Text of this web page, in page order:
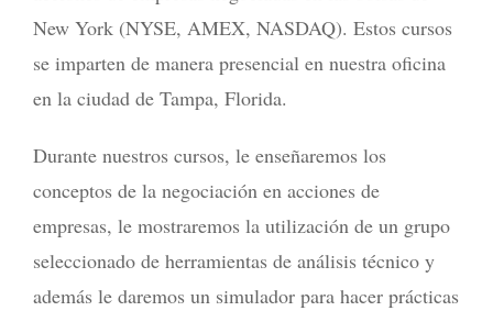
New York (NYSE, AMEX, NASDAQ). Estos cursos
se imparten de manera presencial en nuestra oficina
en la ciudad de Tampa, Florida.
Durante nuestros cursos, le enseñaremos los
conceptos de la negociación en acciones de
empresas, le mostraremos la utilización de un grupo
seleccionado de herramientas de análisis técnico y
además le daremos un simulador para hacer prácticas